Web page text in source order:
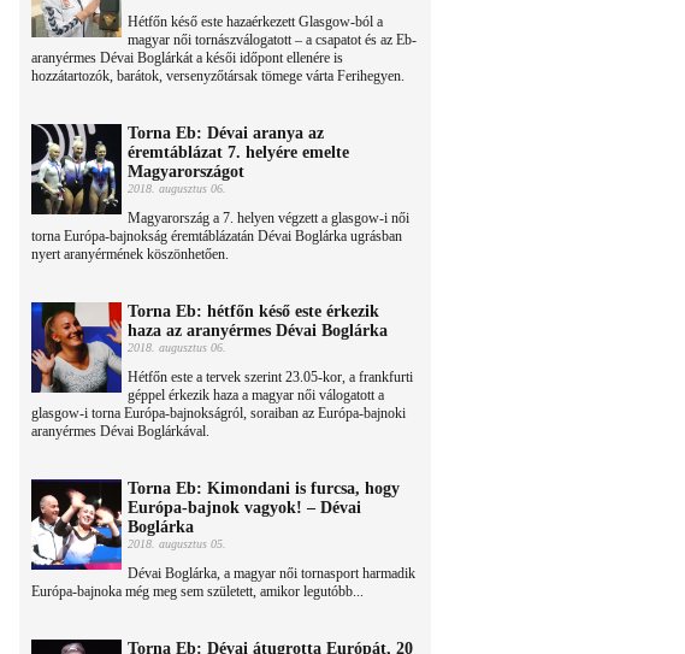
Hétfőn késő este hazaérkezett Glasgow-ból a
magyar női tornászválogatott – a csapatot és az Eb-
aranyérmes Dévai Boglárkát a késői időpont ellenére is
hozzátartozók, barátok, versenyzőtársak tömege várta Ferihegyen.
Torna Eb: Dévai aranya az
éremtáblázat 7. helyére emelte
Magyarországot
2018. augusztus 06.
Magyarország a 7. helyen végzett a glasgow-i női
torna Európa-bajnokság éremtáblázatán Dévai Boglárka ugrásban
nyert aranyérmének köszönhetően.
Torna Eb: hétfőn késő este érkezik
haza az aranyérmes Dévai Boglárka
2018. augusztus 06.
Hétfőn este a tervek szerint 23.05-kor, a frankfurti
géppel érkezik haza a magyar női válogatott a
glasgow-i torna Európa-bajnokságról, soraiban az Európa-bajnoki
aranyérmes Dévai Boglárkával.
Torna Eb: Kimondani is furcsa, hogy
Európa-bajnok vagyok! – Dévai
Boglárka
2018. augusztus 05.
Dévai Boglárka, a magyar női tornasport harmadik
Európa-bajnoka még meg sem született, amikor legutóbb...
Torna Eb: Dévai átugrotta Európát, 20